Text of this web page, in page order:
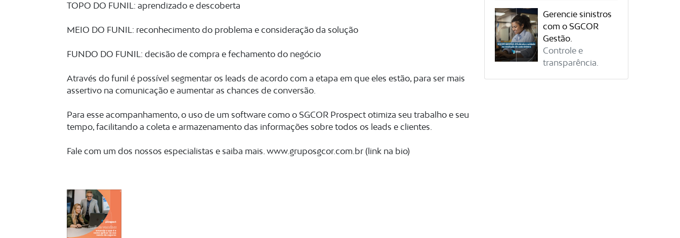
TOPO DO FUNIL: aprendizado e descoberta
MEIO DO FUNIL: reconhecimento do problema e consideração da solução
FUNDO DO FUNIL: decisão de compra e fechamento do negócio
Através do funil é possível segmentar os leads de acordo com a etapa em que eles estão, para ser mais
assertivo na comunicação e aumentar as chances de conversão.
Para esse acompanhamento, o uso de um software como o SGCOR Prospect otimiza seu trabalho e seu
tempo, facilitando a coleta e armazenamento das informações sobre todos os leads e clientes.
Fale com um dos nossos especialistas e saiba mais. www.gruposgcor.com.br (link na bio)
Gerencie sinistros
com o SGCOR
Gestão.
Controle e
transparência.